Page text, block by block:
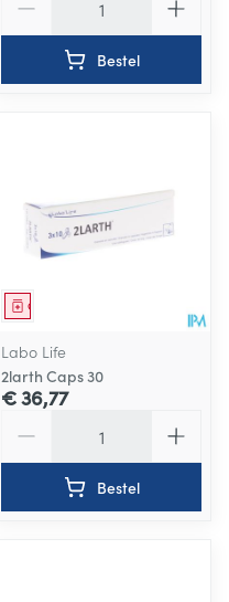
Bestel
Geneesmiddel
Labo Life
2larth Caps 30
€ 36,77
Bestel